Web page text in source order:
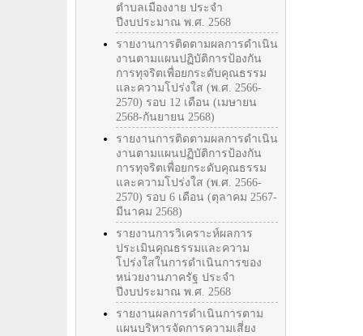
ตำบลเมืองงาย ประจำ
ปีงบประมาณ พ.ศ. 2568
รายงานการติดตามผลการดำเนิน
งานตามแผนปฏิบัติการป้องกัน
การทุจริตเพื่อยกระดับคุณธรรม
และความโปร่งใส (พ.ศ. 2566-
2570) รอบ 12 เดือน (เมษายน
2568-กันยายน 2568)
รายงานการติดตามผลการดำเนิน
งานตามแผนปฏิบัติการป้องกัน
การทุจริตเพื่อยกระดับคุณธรรม
และความโปร่งใส (พ.ศ. 2566-
2570) รอบ 6 เดือน (ตุลาคม 2567-
มีนาคม 2568)
รายงานการวิเคราะห์ผลการ
ประเมินคุณธรรมและความ
โปร่งใสในการดำเนินการของ
หน่วยงานภาครัฐ ประจำ
ปีงบประมาณ พ.ศ. 2568
รายงานผลการดำเนินการตาม
แผนบริหารจัดการความเสี่ยง